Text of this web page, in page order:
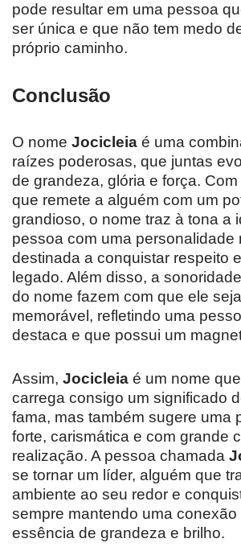
pode resultar em uma pessoa
ser única e que não tem medo
próprio caminho.
Conclusão
O nome Jocicleia é uma
raízes poderosas, que juntas
de grandeza, glória e força.
que remete a alguém com um
grandioso, o nome traz à tona a
pessoa com uma personalidade
destinada a conquistar respeito
legado. Além disso, a
do nome fazem com que ele
memorável, refletindo uma
destaca e que possui um
Assim, Jocicleia é um nome
carrega consigo um significado
fama, mas também sugere uma
forte, carismática e com grande
realização. A pessoa chamada
se tornar um líder, alguém que
ambiente ao seu redor e
sempre mantendo uma conexão
essência de grandeza e brilho.